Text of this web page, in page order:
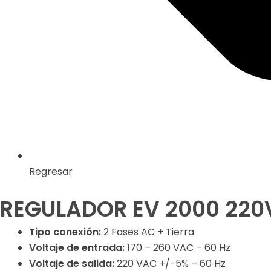
Regresar
REGULADOR EV 2000
Tipo conexión:2 Fases AC + Tierra
Voltaje de entrada:170 – 260 VAC – 60 Hz
Voltaje de salida:220 VAC +/-5% – 60 Hz